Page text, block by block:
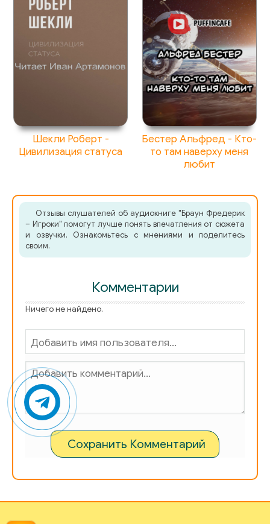
Шекли Роберт -
Цивилизация статуса
Бестер Альфред - Кто-
то там наверху меня
любит
Отзывы слушателей об аудиокниге "Браун Фредерик
– Игроки" помогут лучше понять впечатления от сюжета
и озвучки. Ознакомьтесь с мнениями и поделитесь
своим.
Комментарии
Ничего не найдено.
Сохранить Комментарий